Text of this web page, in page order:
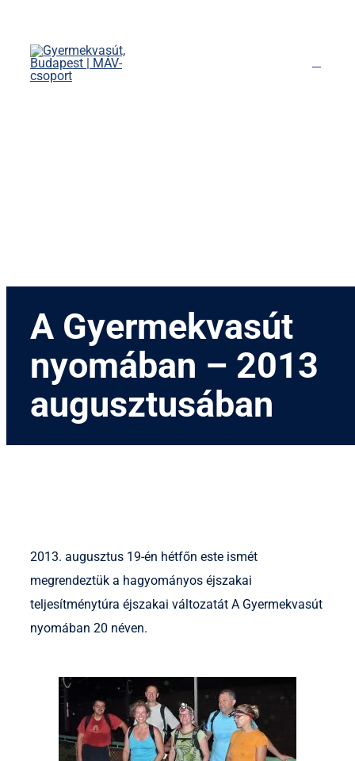
A Gyermekvasút
nyomában – 2013
augusztusában
2013. augusztus 19-én hétfőn este ismét
megrendeztük a hagyományos éjszakai
teljesítménytúra éjszakai változatát A Gyermekvasút
nyomában 20 néven.